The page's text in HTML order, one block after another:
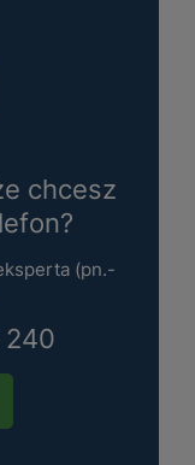
chcesz
(pn.-